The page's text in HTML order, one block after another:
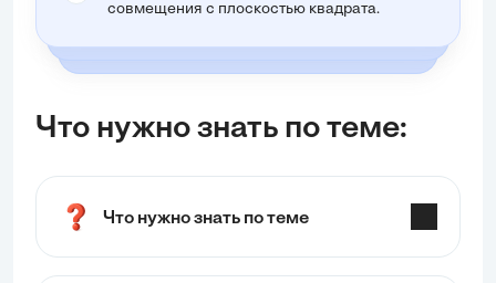
совмещения с плоскостью квадрата.
Что нужно знать по теме:
Что нужно знать по теме